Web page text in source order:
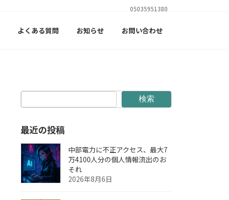
05035951380
よくある質問 お知らせ お問い合わせ
検索
最近の投稿
中部電力に不正アクセス、最大7
万4100人分の個人情報流出のお
それ
2026年8月6日